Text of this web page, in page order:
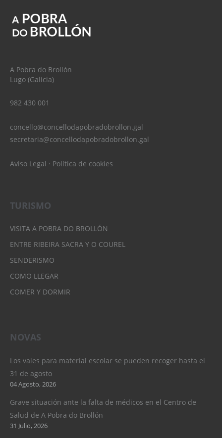
A Pobra do Brollón
Lugo (Galicia)
982 430 001
concello@concellodapobradobrollon.gal
secretaria@concellodapobradobrollon.gal
Aviso Legal · Política de cookies
TURISMO
VISITA A POBRA DO BROLLÓN
ENTRE RIBEIRA SACRA Y O COUREL
SENDERISMO
COMO LLEGAR
COMER Y DORMIR
NOVAS
Los vales para material escolar se pueden recoger hasta el
31 de agosto
04 Agosto, 2026
Grave situación ante la falta de médicos en el Centro de
Salud de A Pobra do Brollón
31 Julio, 2026